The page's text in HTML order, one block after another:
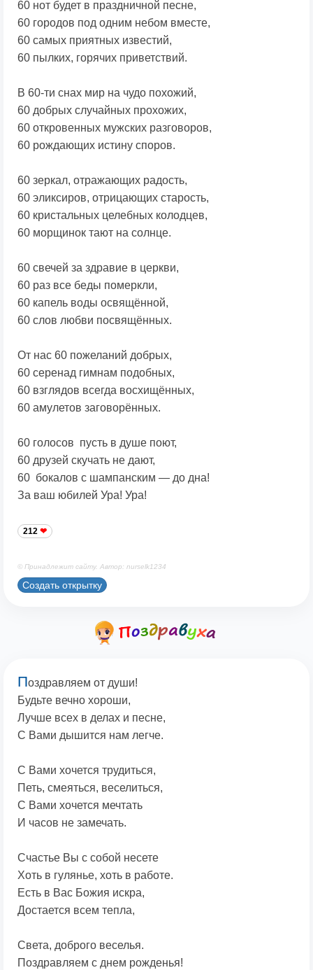
60 нот будет в праздничной песне,
60 городов под одним небом вместе,
60 самых приятных известий,
60 пылких, горячих приветствий.
В 60-ти снах мир на чудо похожий,
60 добрых случайных прохожих,
60 откровенных мужских разговоров,
60 рождающих истину споров.
60 зеркал, отражающих радость,
60 эликсиров, отрицающих старость,
60 кристальных целебных колодцев,
60 морщинок тают на солнце.
60 свечей за здравие в церкви,
60 раз все беды померкли,
60 капель воды освящённой,
60 слов любви посвящённых.
От нас 60 пожеланий добрых,
60 серенад гимнам подобных,
60 взглядов всегда восхищённых,
60 амулетов заговорённых.
60 голосов пусть в душе поют,
60 друзей скучать не дают,
60 бокалов с шампанским — до дна!
За ваш юбилей Ура! Ура!
212
© Принадлежит сайту. Автор: nurselk1234
Создать открытку
Поздравляем от души!
Будьте вечно хороши,
Лучше всех в делах и песне,
С Вами дышится нам легче.
С Вами хочется трудиться,
Петь, смеяться, веселиться,
С Вами хочется мечтать
И часов не замечать.
Счастье Вы с собой несете
Хоть в гулянье, хоть в работе.
Есть в Вас Божия искра,
Достается всем тепла,
Света, доброго веселья.
Поздравляем с днем рожденья!